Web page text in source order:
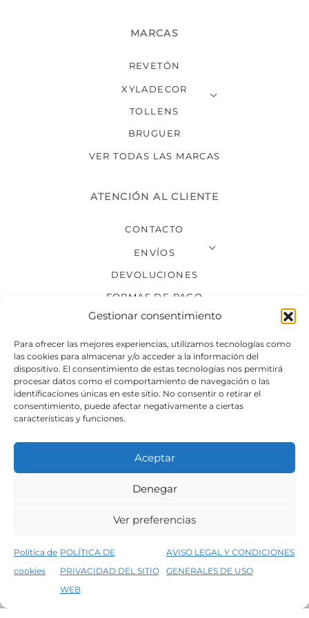
Gestionar consentimiento
Para ofrecer las mejores experiencias, utilizamos tecnologías como
las cookies para almacenar y/o acceder a la información del
dispositivo. El consentimiento de estas tecnologías nos permitirá
procesar datos como el comportamiento de navegación o las
identificaciones únicas en este sitio. No consentir o retirar el
consentimiento, puede afectar negativamente a ciertas
características y funciones.
Aceptar
Denegar
Ver preferencias
Política de
cookies
POLÍTICA DE
PRIVACIDAD DEL SITIO
WEB
AVISO LEGAL Y CONDICIONES
GENERALES DE USO
5% de descuento en tu primera compra, utiliza el código PRIMERACOMPRA
MARCAS
REVETÓN
XYLADECOR
TOLLENS
BRUGUER
VER TODAS LAS MARCAS
ATENCIÓN AL CLIENTE
CONTACTO
ENVÍOS
DEVOLUCIONES
FORMAS DE PAGO
SÍGUENOS
Condiciones generales de venta
Política de privacidad del sitio web
©2026 Decopintur- todos los derechos